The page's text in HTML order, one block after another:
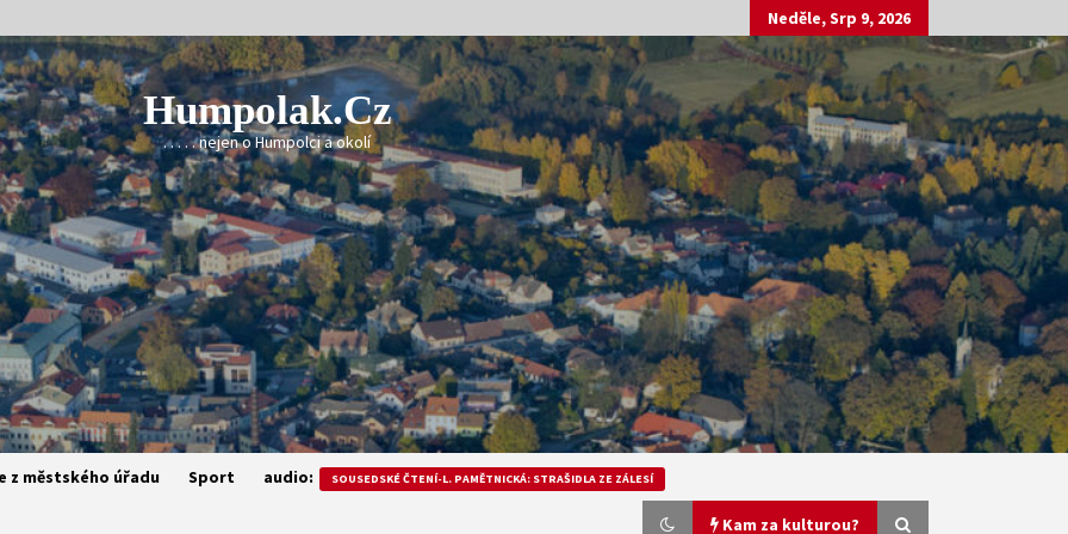
Neděle, Srp 9, 2026
Humpolak.cz
. . . . . nejen o Humpolci a okolí
z městského úřadu Sport audio: SOUSEDSKÉ ČTENÍ-L. PAMĚTNICKÁ: STRAŠIDLA ZE ZÁLESÍ
Kam za kulturou?